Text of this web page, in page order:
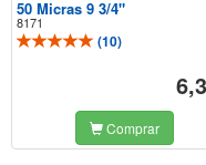
50 Micras 9 3/4"
8171
(10)
Comprar